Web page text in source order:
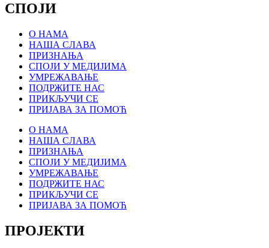
СПОЈИ
О НАМА
НАША СЛАВА
ПРИЗНАЊА
СПОЈИ У МЕДИЈИМА
УМРЕЖАВАЊЕ
ПОДРЖИТЕ НАС
ПРИКЉУЧИ СЕ
ПРИЈАВА ЗА ПОМОЋ
О НАМА
НАША СЛАВА
ПРИЗНАЊА
СПОЈИ У МЕДИЈИМА
УМРЕЖАВАЊЕ
ПОДРЖИТЕ НАС
ПРИКЉУЧИ СЕ
ПРИЈАВА ЗА ПОМОЋ
ПРОЈЕКТИ